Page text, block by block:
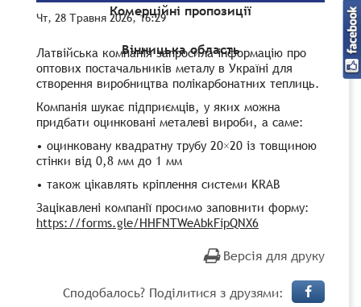
Комерційні пропозиції
Вінницька область
Чт, 28 Травня 2026, 16:29
Латвійська компанія запросила інформацію про
оптових постачальників металу в Україні для
створення виробництва полікарбонатних теплиць.
Компанія шукає підприємців, у яких можна
придбати оцинковані металеві вироби, а саме:
• оцинковану квадратну трубу 20×20 із товщиною
стінки від 0,8 мм до 1 мм
• також цікавлять кріплення системи KRAB
Зацікавлені компанії просимо заповнити форму:
https://forms.gle/HHFNTWeAbkFipQNX6
Версія для друку
Сподобалось? Поділитися з друзями: